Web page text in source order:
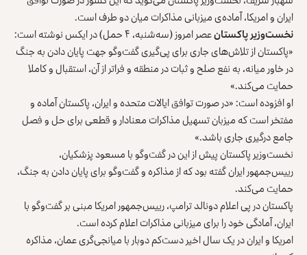
ایران و امریکا، آماده‌ی میزبانی مذاکرات میان دو طرف است.
نخست‌وزیر پاکستان
عصر امروز (سه‌شنبه، ۴ حمل) در ایکس نوشته است:
«پاکستان از تلاش‌های جاری برای پی‌گیری گفت‌وگو جهت پایان دادن به جنگ
در خاور میانه، به نفع صلح و ثبات در منطقه و فراتر از آن، استقبال و کاملا
حمایت می‌کند.»
او افزوده است: «در صورت توافق ایالات متحده و ایران، پاکستان آماده و
مفتخر است که میزبان تسهیل مذاکرات معنادار و قطعی برای حل و فصل
جامع درگیری جاری باشد.»
نخست‌وزیر پاکستان پیش از این در گفت‌وگو با مسعود پزشکیان،
رییس‌جمهور ایران گفته بود که از مذاکره و گفت‌وگو برای پایان دادن به جنگ،
حمایت می‌کند.
پاکستان در پی اعلام دونالد ترامپ، رییس‌جمهور امریکا مبنی بر گفت‌وگو با
ایران، آمادگی خود را برای میزبانی مذاکرات اعلام کرده است.
امریکا و ایران در یک سال اخیر دست‌کم دوبار با میانجی‌گری عمان، مذاکره